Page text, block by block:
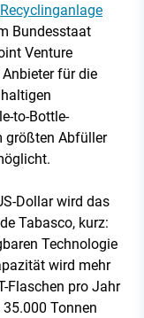
Recyclinganlage
Bundesstaat
Venture
für die
to-Bottle-
größten Abfüller
Dollar wird das
Tabasco, kurz:
Technologie
wird mehr
Flaschen pro Jahr
Tonnen